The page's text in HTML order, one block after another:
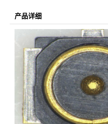
产品详细